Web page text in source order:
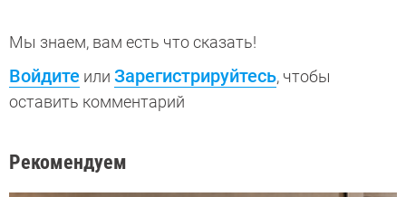
Мы знаем, вам есть что сказать!
Войдите или Зарегистрируйтесь, чтобы
оставить комментарий
Рекомендуем